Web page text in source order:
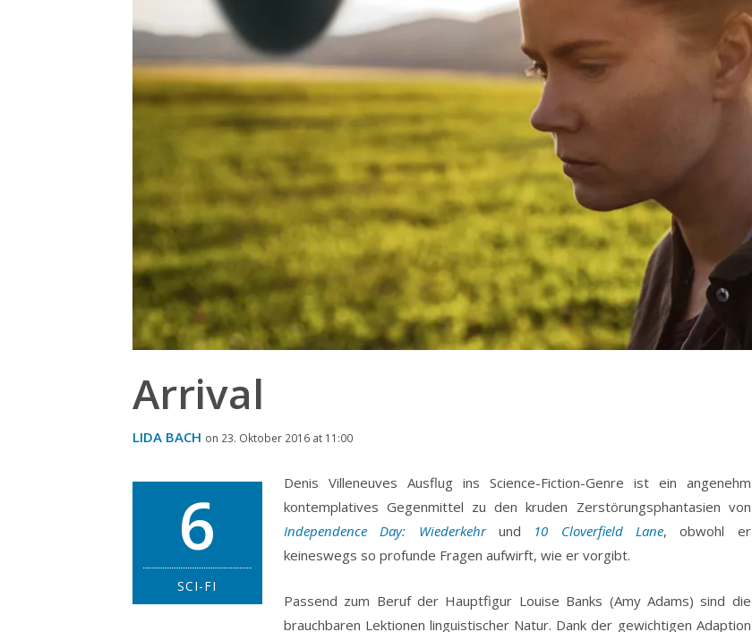
Arrival
LIDA BACH on 23. Oktober 2016 at 11:00
6
SCI-FI
Denis Villeneuves Ausflug ins Science-Fiction-Genre ist ein angenehm
kontemplatives Gegenmittel zu den kruden Zerstörungsphantasien von
Independence Day: Wiederkehrund 10 Cloverfield Lane, obwohl er
keineswegs so profunde Fragen aufwirft, wie er vorgibt.
Passend zum Beruf der Hauptfigur Louise Banks (Amy Adams) sind die
brauchbaren Lektionen linguistischer Natur. Dank der gewichtigen Adaption